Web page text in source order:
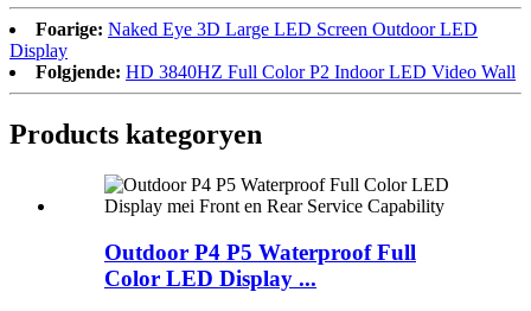
Foarige: Naked Eye 3D Large LED Screen Outdoor LED
Display
Folgjende: HD 3840HZ Full Color P2 Indoor LED Video Wall
Products kategoryen
Outdoor P4 P5 Waterproof Full
Color LED Display ...